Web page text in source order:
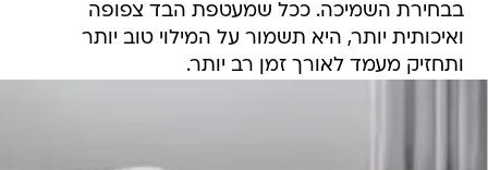
בבחירת השמיכה. ככל שמעטפת הבד צפופה
ואיכותית יותר, היא תשמור על המילוי טוב יותר
ותחזיק מעמד לאורך זמן רב יותר.